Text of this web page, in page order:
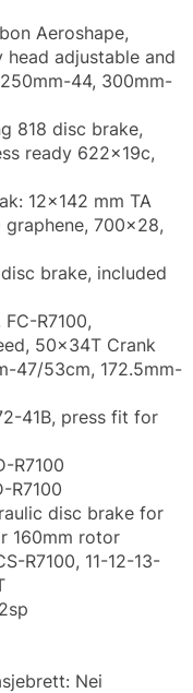
Aeroshape,
adjustable and
44, 300mm-
818 disc brake,
ready 622x19c,
12x142 mm TA
graphene, 700x28,
brake, included
R7100,
50x34T Crank
47/53cm, 172.5mm-
41B, press fit for
R7100
R7100
disc brake for
160mm rotor
R7100, 11-12-13-
Nei